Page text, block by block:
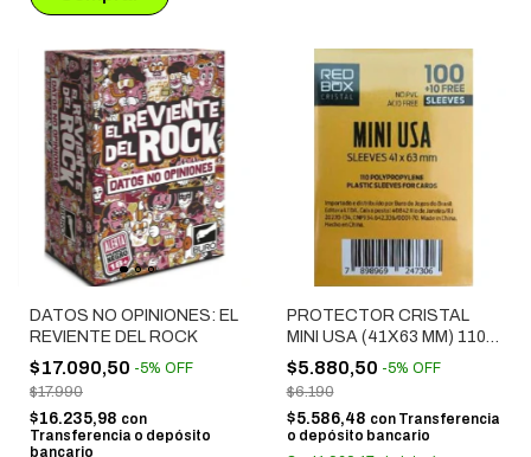
DATOS NO OPINIONES: EL
REVIENTE DEL ROCK
$17.090,50 -5% OFF
$17.990
$16.235,98 con
Transferencia o depósito
bancario
PROTECTOR CRISTAL
MINI USA (41X63 MM) 110
UNIDADES
$5.880,50 -5% OFF
$6.190
$5.586,48 con Transferencia
o depósito bancario